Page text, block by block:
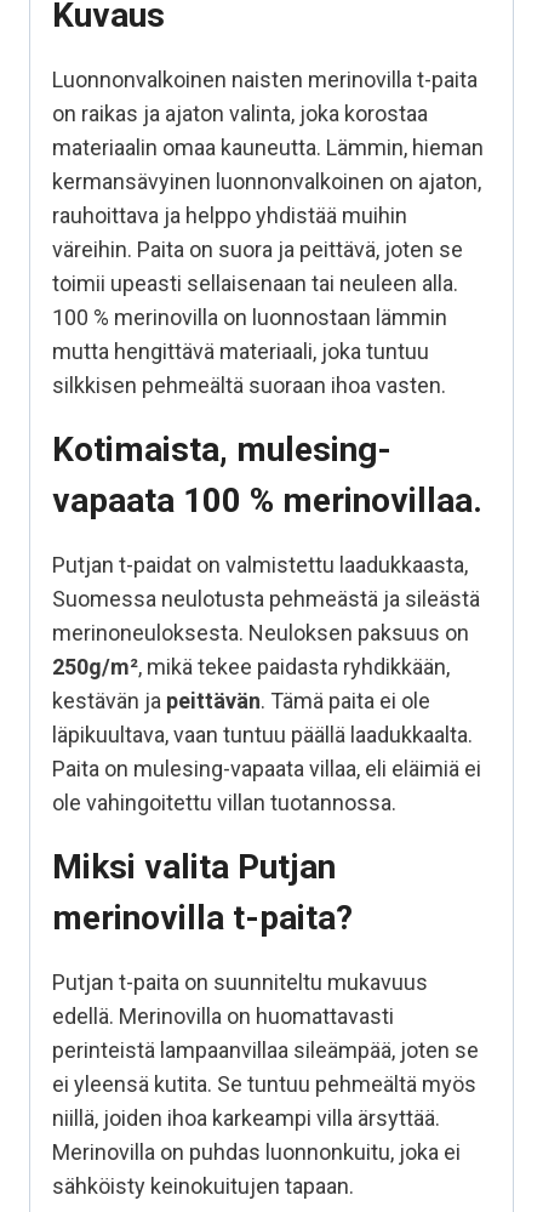
Kuvaus
Luonnonvalkoinen naisten merinovilla t-paita
on raikas ja ajaton valinta, joka korostaa
materiaalin omaa kauneutta. Lämmin, hieman
kermansävyinen luonnonvalkoinen on ajaton,
rauhoittava ja helppo yhdistää muihin
väreihin. Paita on suora ja peittävä, joten se
toimii upeasti sellaisenaan tai neuleen alla.
100 % merinovilla on luonnostaan lämmin
mutta hengittävä materiaali, joka tuntuu
silkkisen pehmeältä suoraan ihoa vasten.
Kotimaista, mulesing-
vapaata 100 % merinovillaa.
Putjan t-paidat on valmistettu laadukkaasta,
Suomessa neulotusta pehmeästä ja sileästä
merinoneuloksesta. Neuloksen paksuus on
250g/m², mikä tekee paidasta ryhdikkään,
kestävän ja peittävän. Tämä paita ei ole
läpikuultava, vaan tuntuu päällä laadukkaalta.
Paita on mulesing-vapaata villaa, eli eläimiä ei
ole vahingoitettu villan tuotannossa.
Miksi valita Putjan
merinovilla t-paita?
Putjan t-paita on suunniteltu mukavuus
edellä. Merinovilla on huomattavasti
perinteistä lampaanvillaa sileämpää, joten se
ei yleensä kutita. Se tuntuu pehmeältä myös
niillä, joiden ihoa karkeampi villa ärsyttää.
Merinovilla on puhdas luonnonkuitu, joka ei
sähköisty keinokuitujen tapaan.